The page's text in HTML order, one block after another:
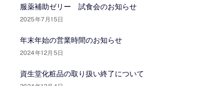
服薬補助ゼリー 試食会のお知らせ
2025年7月15日
年末年始の営業時間のお知らせ
2024年12月5日
資生堂化粧品の取り扱い終了について